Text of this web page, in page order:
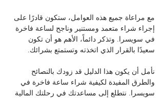
مع مراعاة جميع هذه العوامل، ستكون قادرًا على
إجراء شراء متعمد ومستنير وناجح لساعة فاخرة
في سويسرا. وتذكر دائماً، الأهم هو أن تكون
سعيدًا بالقرار الذي اتخذته وتستمتع بشرائك.
نأمل أن يكون هذا الدليل قد زودك بالنصائح
والطرق المفيدة لكيفية شراء ساعة فاخرة في
سويسرا. نتطلع إلى مساعدتك في رحلتك المالية